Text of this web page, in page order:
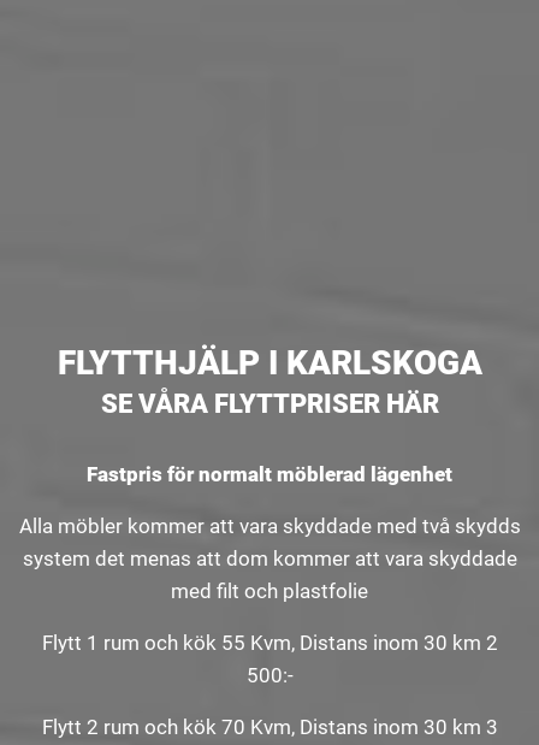
FLYTTHJÄLP I KARLSKOGA
SE VÅRA FLYTTPRISER HÄR
Fastpris för normalt möblerad lägenhet
Alla möbler kommer att vara skyddade med två skydds
system det menas att dom kommer att vara skyddade
med filt och plastfolie
Flytt 1 rum och kök 55 Kvm, Distans inom 30 km 2
500:-
Flytt 2 rum och kök 70 Kvm, Distans inom 30 km 3